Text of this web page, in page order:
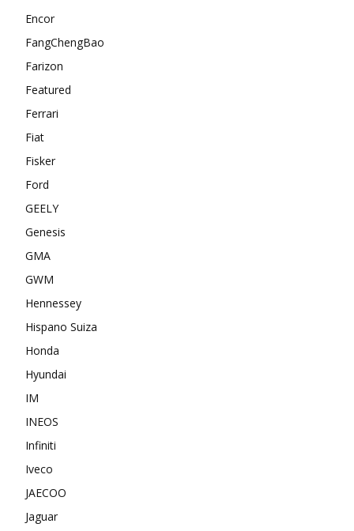
Encor
FangChengBao
Farizon
Featured
Ferrari
Fiat
Fisker
Ford
GEELY
Genesis
GMA
GWM
Hennessey
Hispano Suiza
Honda
Hyundai
IM
INEOS
Infiniti
Iveco
JAECOO
Jaguar